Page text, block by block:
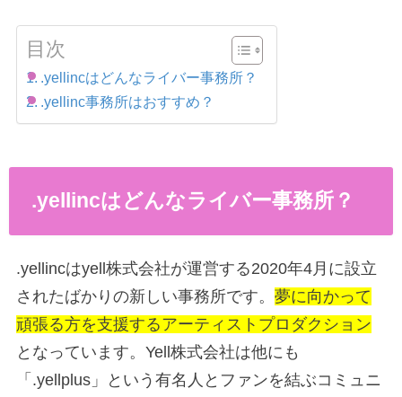
目次
.yellincはどんなライバー事務所？
.yellinc事務所はおすすめ？
.yellincはどんなライバー事務所？
.yellincはyell株式会社が運営する2020年4月に設立
されたばかりの新しい事務所です。 夢に向かって
頑張る方を支援するアーティストプロダクション
となっています。Yell株式会社は他にも
「.yellplus」という有名人とファンを結ぶコミュニ